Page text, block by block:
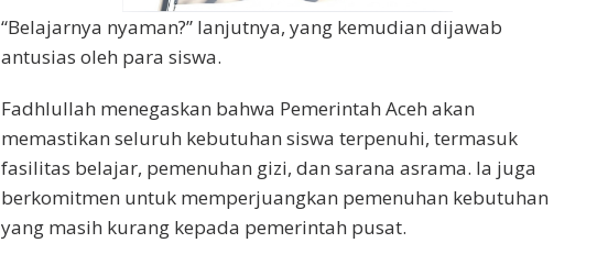
“Belajarnya nyaman?” lanjutnya, yang kemudian dijawab
antusias oleh para siswa.
Fadhlullah menegaskan bahwa Pemerintah Aceh akan
memastikan seluruh kebutuhan siswa terpenuhi, termasuk
fasilitas belajar, pemenuhan gizi, dan sarana asrama. Ia juga
berkomitmen untuk memperjuangkan pemenuhan kebutuhan
yang masih kurang kepada pemerintah pusat.